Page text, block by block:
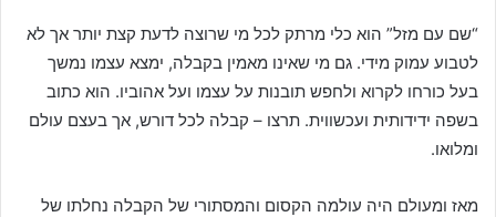
“שם עם מזל” הוא כלי מרתק לכל מי שרוצה לדעת קצת יותר אך לא
לטבוע עמוק מידי. גם מי שאינו מאמין בקבלה, ימצא עצמו נמשך
בעל כורחו לקרוא ולחפש תובנות על עצמו ועל אהוביו. הוא כתוב
בשפה ידידותית ועכשווית. תרצו – קבלה לכל דורש, אך בעצם עולם
ומלואו.
מאז ומעולם היה עולמה הקסום והמסתורי של הקבלה נחלתו של